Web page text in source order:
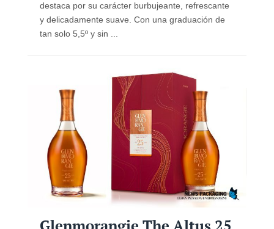
destaca por su carácter burbujeante, refrescante
y delicadamente suave. Con una graduación de
tan solo 5,5º y sin ...
Glenmorangie The Altus 25